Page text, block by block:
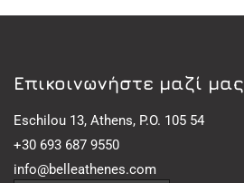
Eπικοινωνήστε μαζί μας
Eschilou 13, Athens, P.O. 105 54
+30 693 687 9550
info@belleathenes.com